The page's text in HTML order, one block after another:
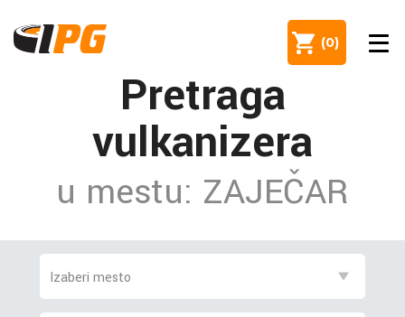
(0)
Pretraga
vulkanizera
u mestu: ZAJEČAR